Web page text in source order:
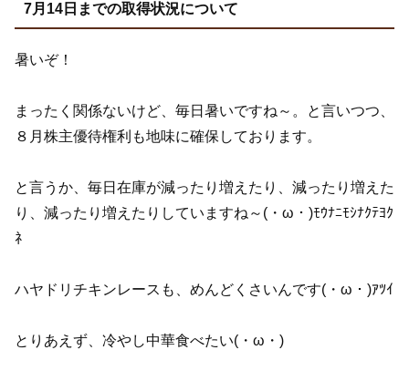
7月14日までの取得状況について
暑いぞ！
まったく関係ないけど、毎日暑いですね～。と言いつつ、
８月株主優待権利も地味に確保しております。
と言うか、毎日在庫が減ったり増えたり、減ったり増えた
り、減ったり増えたりしていますね～(・ω・)ﾓｳﾅﾆﾓｼﾅｸﾃﾖｸ
ﾈ
ハヤドリチキンレースも、めんどくさいんです(・ω・)ｱﾂｲ
とりあえず、冷やし中華食べたい(・ω・)